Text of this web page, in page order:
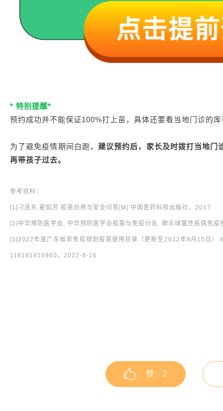
* 特别提醒*
预约成功并不能保证100%打上苗，具体还要看当地门诊的
为了避免疫情期间白跑， 建议预约后，家长及时拨打当地门
再带孩子过去。
参考资料：
[1]刁连东,翟如芳.疫苗应用与安全问答[M].中国医药科技出版社，2017
[2]中华预防医学会, 中华预防医学会疫苗与免疫分会. 肺炎球菌性疾病免
[3]2022年度广东省非免疫规划疫苗使用目录（更新至2022年8月15日
118181416960，2022-8-16
赞 : 2